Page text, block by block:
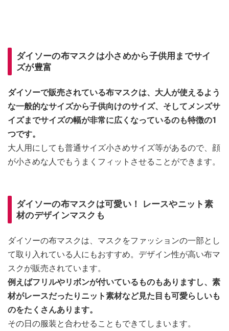
ダイソーの布マスクは小さめから子供用までサイ
ズが豊富
ダイソーで販売されている布マスクは、大人が使えるよう
な一般的なサイズから子供向けのサイズ、そしてメンズサ
イズまでサイズの幅が非常に広くなっているのも特徴の1
つです。
大人用にしても普通サイズ小さめサイズ等があるので、顔
が小さめな人でもうまくフィットさせることができます。
ダイソーの布マスクは可愛い！ レースやニット素
材のデザインマスクも
ダイソーの布マスクは、マスクをファッションの一部とし
て取り入れている人にもおすすめ。デザイン性が高い布マ
スクが販売されています。
例えばフリルやリボンが付いているものもありますし、素
材がレースだったりニット素材など見た目も可愛らしいも
のをたくさんあります。
その日の服装と合わせることもできてしまいます。